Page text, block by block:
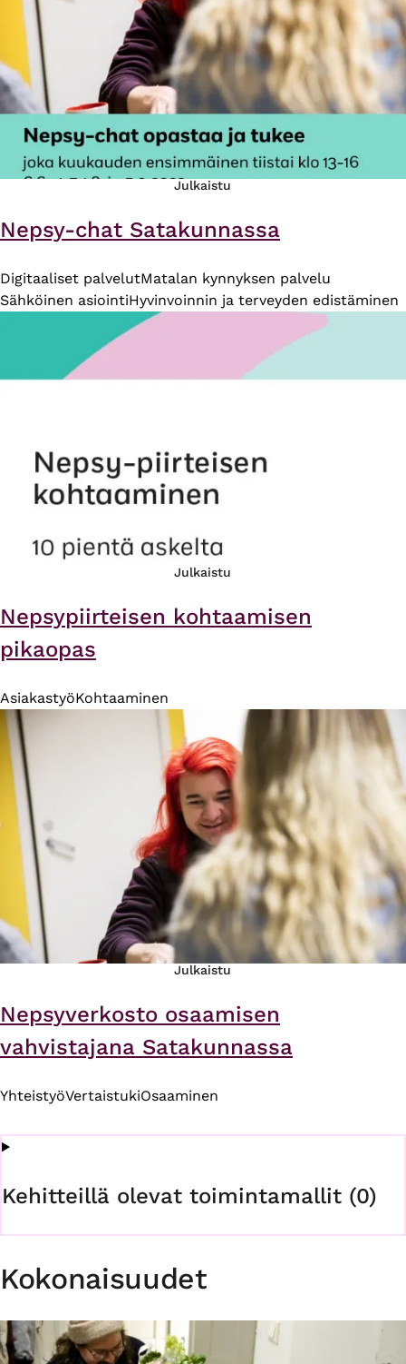
Julkaistu
Nepsy-chat Satakunnassa
Digitaaliset palvelutMatalan kynnyksen palvelu
Sähköinen asiointiHyvinvoinnin ja terveyden edistäminen
Julkaistu
Nepsypiirteisen kohtaamisen
pikaopas
AsiakastyöKohtaaminen
Julkaistu
Nepsyverkosto osaamisen
vahvistajana Satakunnassa
YhteistyöVertaistukiOsaaminen
Kehitteillä olevat toimintamallit (0)
Kokonaisuudet